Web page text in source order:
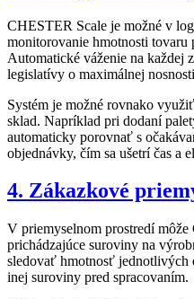
CHESTER Scale je možné v
monitorovanie hmotnosti
Automatické váženie na každej
legislatívy o maximálnej
Systém je možné rovnako
sklad. Napríklad pri dodaní
automaticky porovnať s
objednávky, čím sa ušetrí čas a
4. Zákazkové
V priemyselnom prostredí
prichádzajúce suroviny na
sledovať hmotnosť jednotlivých
inej suroviny pred spracovaním.